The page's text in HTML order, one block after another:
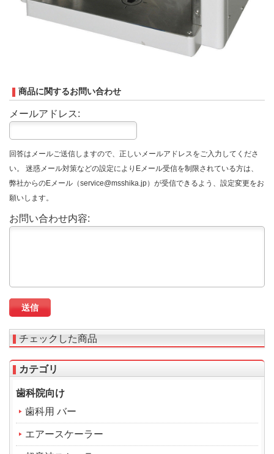
商品に関するお問い合わせ
メールアドレス:
回答はメールご送信しますので、正しいメールアドレスをご入力してくださ
い。 迷惑メール対策などの設定によりEメール受信を制限されている方は、
弊社からのEメール（service@msshika.jp）が受信できるよう、設定変更をお
願いします。
お問い合わせ内容:
チェックした商品
カテゴリ
歯科院向け
歯科用 バー
エアースケーラー